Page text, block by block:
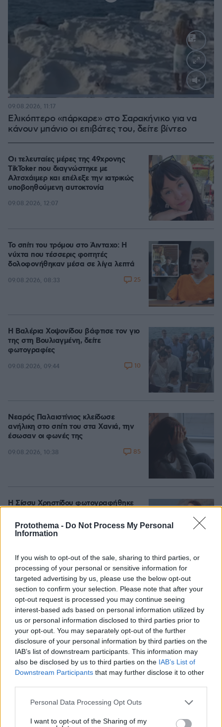
Protothema - Do Not Process My Personal
Information
If you wish to opt-out of the sale, sharing to third parties, or
processing of your personal or sensitive information for
targeted advertising by us, please use the below opt-out
section to confirm your selection. Please note that after your
opt-out request is processed you may continue seeing
interest-based ads based on personal information utilized by
us or personal information disclosed to third parties prior to
your opt-out. You may separately opt-out of the further
disclosure of your personal information by third parties on the
IAB’s list of downstream participants. This information may
also be disclosed by us to third parties on the IAB’s List of
Downstream Participants that may further disclose it to other
Please note that this website/app uses one or more Google
not limited to your visit or usage behaviour. You may click to
Personal Data Processing Opt Outs
I want to opt-out of the Sharing of my
Loaded
Ελικόπτερο «πάρκαρε» στο Σαρακήνικο για να
κάνουν μπάνιο οι επιβάτες του, δείτε βίντεο
09.08.2026, 11:17
Οι τελευταίες μέρες της 49χρονης
TikToker που διαγνώστηκε με
Αλτσχάιμερ και επέλεξε την ιατρικώς
υποβοηθούμενη αυτοκτονία
09.08.2026, 12:07
Το σπίτι του τρόμου στο Άινταχο: Η
νύχτα που τέσσερις φοιτητές
δολοφονήθηκαν μέσα σε λίγα λεπτά
09.08.2026, 08:33 25
Η Βαλέρια Χοψονίδου βάφτισε τον γιο
της στη Βουλιαγμένη, δείτε
φωτογραφίες
09.08.2026, 09:44 10
Νεαρός Παλαιστίνιος κλείδωσε
ανήλικη στο σπίτι του στα Χανιά, την
έσωσαν οι φωνές της
09.08.2026, 10:38 85
Η Σίσσυ Χρηστίδου φωτογραφήθηκε
09.08.2026, 13:45 9
Άλογα χορεύουν πάνω σε σπασμένα
μπουκάλια στη Λέσβο - A Promise to
Animals: «Όταν η κριτική σε ένα έθιμο
θεωρείται επίθεση σε έναν τόπο»
09.08.2026, 11:37 65
Games